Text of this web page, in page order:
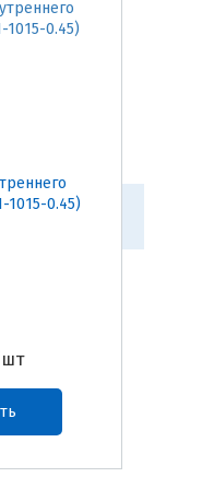
1015-0.45)